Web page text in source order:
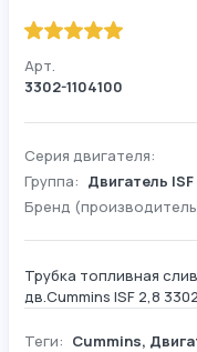
Арт.
3302-1104100
Серия двигателя:
Группа: Двигатель
Бренд
Трубка топливная
дв.Cummins ISF 2,8
Теги: Cummins,